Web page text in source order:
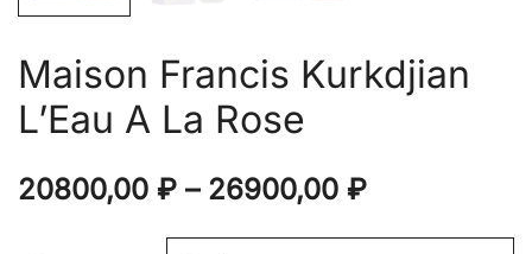
Maison Francis Kurkdjian
L’Eau A La Rose
20800,00 ₽ – 26900,00 ₽Диапазон
цен: